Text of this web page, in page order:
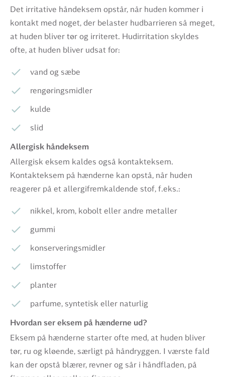
Det irritative håndeksem opstår, når huden kommer i
kontakt med noget, der belaster hudbarrieren så meget,
at huden bliver tør og irriteret. Hudirritation skyldes
ofte, at huden bliver udsat for:
vand og sæbe
rengøringsmidler
kulde
slid
Allergisk håndeksem
Allergisk eksem kaldes også kontakteksem.
Kontakteksem på hænderne kan opstå, når huden
reagerer på et allergifremkaldende stof, f.eks.:
nikkel, krom, kobolt eller andre metaller
gummi
konserveringsmidler
limstoffer
planter
parfume, syntetisk eller naturlig
Hvordan ser eksem på hænderne ud?
Eksem på hænderne starter ofte med, at huden bliver
tør, ru og kløende, særligt på håndryggen. I værste fald
kan der opstå blærer, revner og sår i håndfladen, på